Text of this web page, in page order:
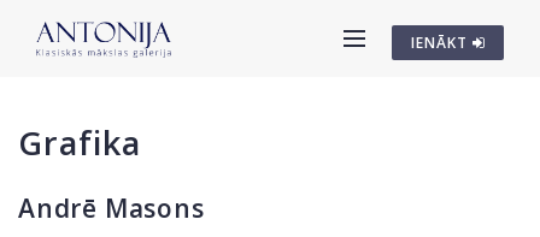
IENĀKT
Grafika
Andrē Masons